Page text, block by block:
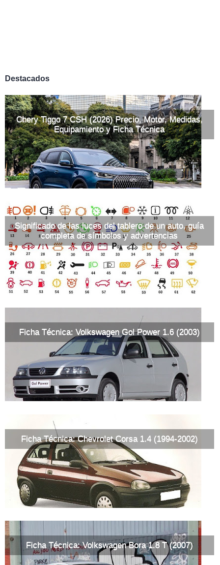
Destacados
Chery Tiggo 7 CSH (2026) Precio, Motor, Medidas,
Equipamiento y Ficha Técnica
Significado de las luces del tablero de un auto, guía
completa de símbolos y advertencias
Ficha Técnica: Volkswagen Gol Power 1.6 (2003)
Ficha Técnica: Chevrolet Corsa 1.4 (1994-2002)
Ficha Técnica: Volkswagen Bora 1.8 T (2007)